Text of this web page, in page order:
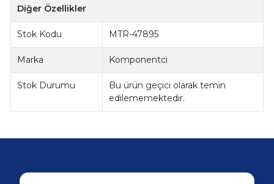
Diğer Özellikler
Stok Kodu MTR-47895
Marka Komponentci
Stok Durumu
Bu ürün geçici olarak temin
edilememektedir.